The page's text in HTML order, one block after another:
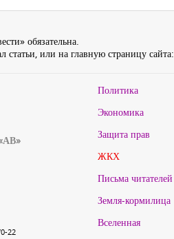
обязательна.
статьи, или на главную страницу сайта:
22
Политика
Экономика
Защита прав
ЖКХ
Письма читателей
Земля-кормилица
Вселенная